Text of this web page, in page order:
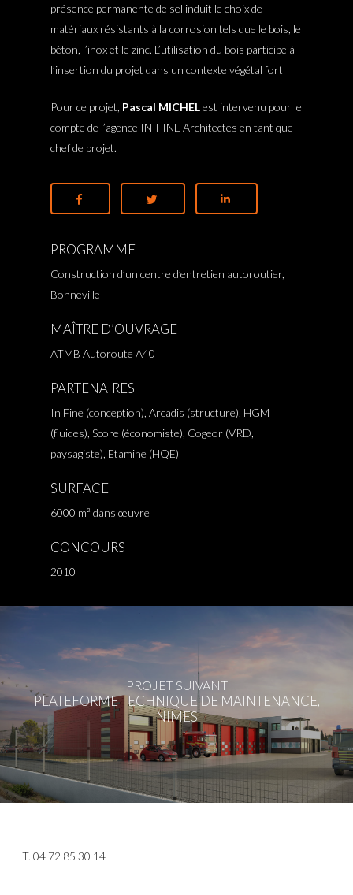
présence permanente de sel induit le choix de
matériaux résistants à la corrosion tels que le bois, le
béton, l’inox et le zinc. L’utilisation du bois participe à
l’insertion du projet dans un contexte végétal fort
Pour ce projet, Pascal MICHELest intervenu pour le
compte de l’agence IN-FINE Architectes en tant que
chef de projet.
PROGRAMME
Construction d’un centre d’entretien autoroutier,
Bonneville
MAÎTRE D’OUVRAGE
ATMB Autoroute A40
PARTENAIRES
In Fine (conception), Arcadis (structure), HGM
(fluides), Score (économiste), Cogeor (VRD,
paysagiste), Etamine (HQE)
SURFACE
6000 m² dans œuvre
CONCOURS
2010
PROJET SUIVANT
PLATEFORME TECHNIQUE DE MAINTENANCE,
NIMES
T. 04 72 85 30 14